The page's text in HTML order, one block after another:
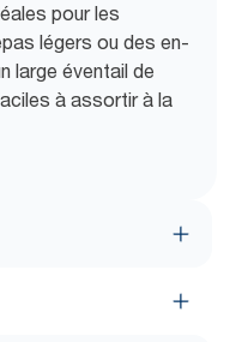
pour les
légers ou des en-
large éventail de
à assortir à la